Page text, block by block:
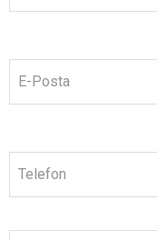
E-Posta
Telefon